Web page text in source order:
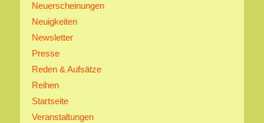
Neuerscheinungen
Neuigkeiten
Newsletter
Presse
Reden & Aufsätze
Reihen
Startseite
Veranstaltungen